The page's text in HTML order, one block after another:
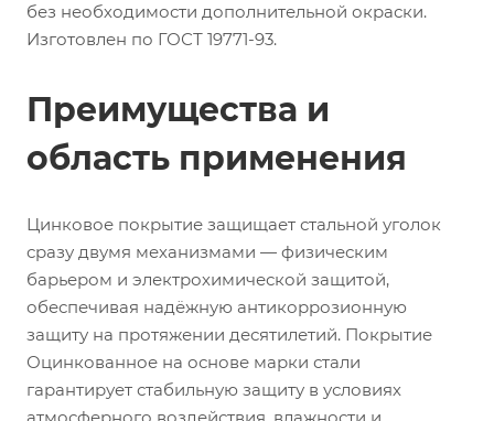
без необходимости дополнительной окраски.
Изготовлен по ГОСТ 19771-93.
Преимущества и
область применения
Цинковое покрытие защищает стальной уголок
сразу двумя механизмами — физическим
барьером и электрохимической защитой,
обеспечивая надёжную антикоррозионную
защиту на протяжении десятилетий. Покрытие
Оцинкованное на основе марки стали
гарантирует стабильную защиту в условиях